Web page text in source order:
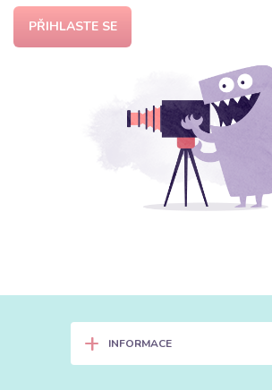
PŘIHLASTE SE
+ INFORMACE